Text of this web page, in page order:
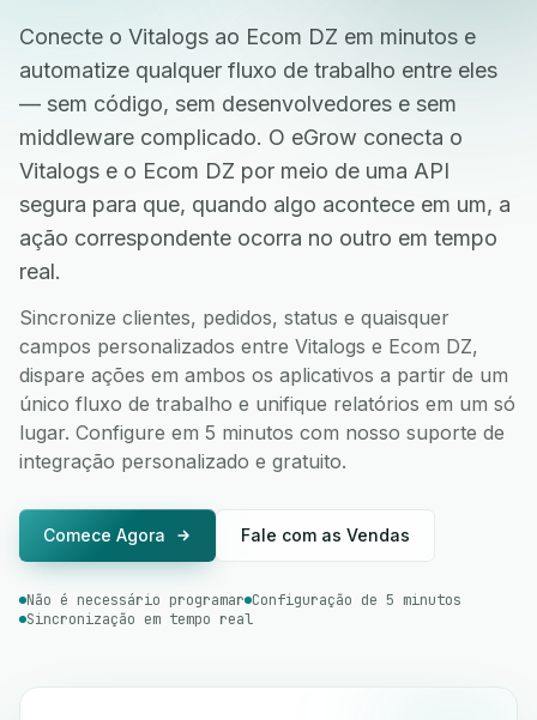
Conecte o Vitalogs ao Ecom DZ em minutos e
automatize qualquer fluxo de trabalho entre eles
— sem código, sem desenvolvedores e sem
middleware complicado. O eGrow conecta o
Vitalogs e o Ecom DZ por meio de uma API
segura para que, quando algo acontece em um, a
ação correspondente ocorra no outro em tempo
real.
Sincronize clientes, pedidos, status e quaisquer
campos personalizados entre Vitalogs e Ecom DZ,
dispare ações em ambos os aplicativos a partir de um
único fluxo de trabalho e unifique relatórios em um só
lugar. Configure em 5 minutos com nosso suporte de
integração personalizado e gratuito.
Comece Agora Fale com as Vendas
Não é necessário programar Configuração de 5 minutos
Sincronização em tempo real